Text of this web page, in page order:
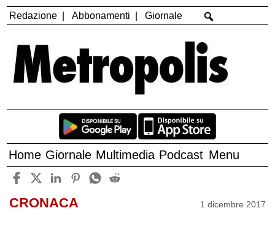
Redazione Abbonamenti Giornale
Home Giornale Multimedia Podcast Menu
CRONACA 1 dicembre 2017